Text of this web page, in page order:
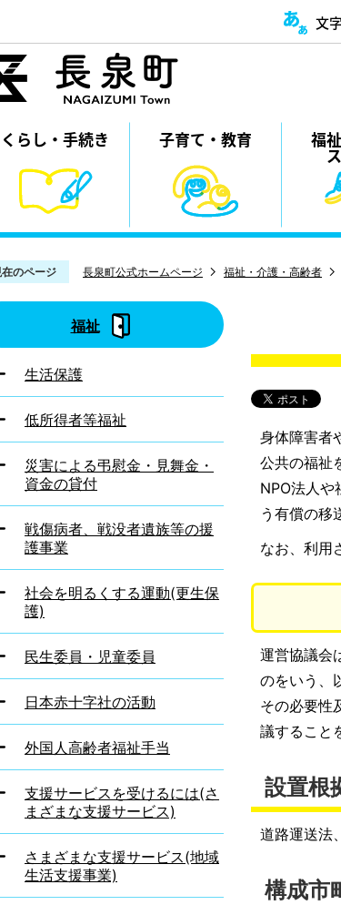
文
くらし・ ⼿続き 子育て・教育 福
のページ 長泉町公式ホームページ 福祉・介護・高齢者
福祉
生活保護
低所得者等福祉
災害による弔慰金・見舞金・
資金の貸付
戦傷病者、戦没者遺族等の援
護事業
社会を明るくする運動(更生保
護)
民生委員・児童委員
日本赤十字社の活動
外国人高齢者福祉手当
支援サービスを受けるには(さ
まざまな支援サービス)
さまざまな支援サービス(地域
生活支援事業)
身体障害者
公共の福祉
NPO法人や
う有償の移
なお、利用
運営協議会
のをいう、
その必要性
議すること
設置根
道路運送法
構成市